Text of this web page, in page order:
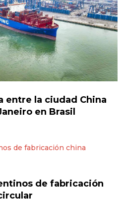
entre la ciudad China
en Brasil
de fabricación